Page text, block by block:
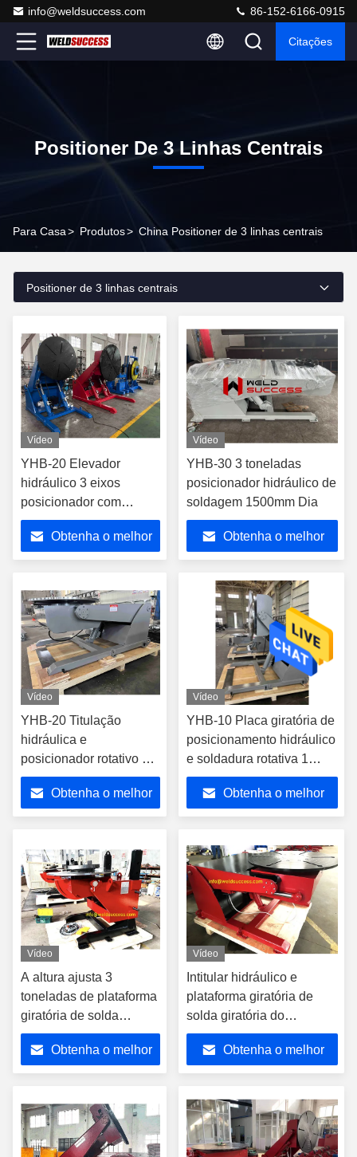
info@weldsuccess.com 86-152-6166-0915
Citações
Positioner De 3 Linhas Centrais
Para Casa> Produtos> China Positioner de 3 linhas centrais
Positioner de 3 linhas centrais
Vídeo
YHB-20 Elevador
hidráulico 3 eixos
posicionador com
sistema de controlo
elétricoObtenha o melhor
Vídeo
YHB-30 3 toneladas
posicionador hidráulico de
soldagem 1500mm Dia
Obtenha o melhor
Vídeo
YHB-20 Titulação
hidráulica e
posicionador rotativo de
solda 2 toneladas
Obtenha o melhor
Vídeo
YHB-10 Placa giratória de
posicionamento hidráulico
e soldadura rotativa 1
tonelada
Obtenha o melhor
Vídeo
A altura ajusta 3
toneladas de plataforma
giratória de solda
giratória com mandril
Obtenha o melhor
Vídeo
Intitular hidráulico e
plataforma giratória de
solda giratória do
Positioner 3 toneladas
Obtenha o melhor